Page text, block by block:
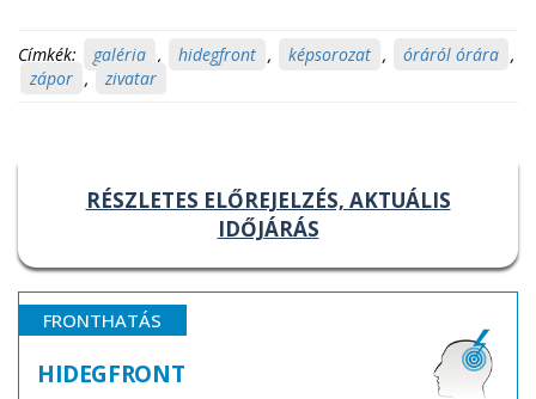
Címkék: galéria , hidegfront , képsorozat , óráról órára ,
zápor , zivatar
RÉSZLETES ELŐREJELZÉS, AKTUÁLIS
IDŐJÁRÁS
FRONTHATÁS
HIDEGFRONT